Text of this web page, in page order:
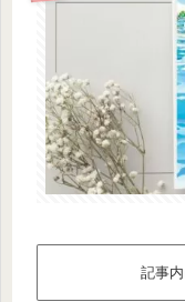
記事